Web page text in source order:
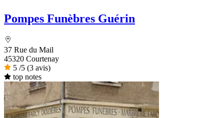
Pompes Funèbres Guérin
37 Rue du Mail
45320 Courtenay
5 /5 (3 avis)
top notes